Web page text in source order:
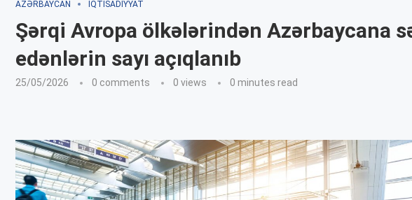
AZƏRBAYCAN İQTISADIYYAT
Şərqi Avropa ölkələrindən Azərbaycana
edənlərin sayı açıqlanıb
25/05/2026 0 comments 0 views 0 minutes read